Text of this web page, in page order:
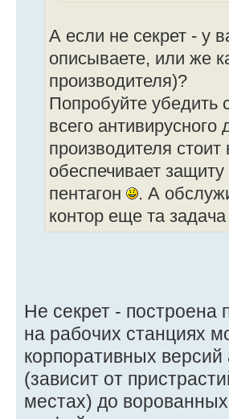
А если не секрет - у
описываете, или же
производителя)?
Попробуйте убедить
всего
производителя
обеспечивает
пентагон
. А
контор еще та задача
Не секрет - построена
на рабочих станциях
корпоративных
(зависит от
местах) до